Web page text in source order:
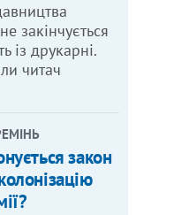
закінчується
із друкарні.
читач
закон